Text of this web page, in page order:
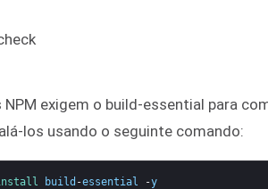
exigem o build-essential para
los usando o seguinte comando:
build -essential -y